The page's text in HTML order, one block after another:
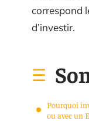
correspond
d’investir.
Pourquoi
ou avec un